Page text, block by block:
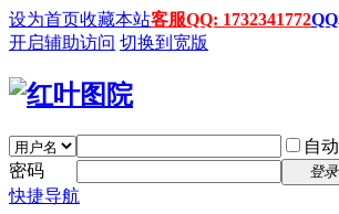
设为首页收藏本站客服QQ: 1732341772
开启辅助访问 切换到宽版
自
密码
登录
快捷导航